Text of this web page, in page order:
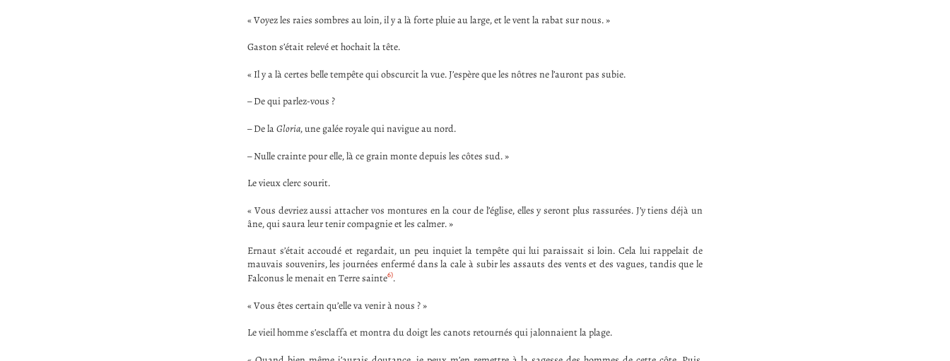
« Voyez les raies sombres au loin, il y a là forte pluie au large, et le vent la rabat sur nous. »
Gaston s’était relevé et hochait la tête.
« Il y a là certes belle tempête qui obscurcit la vue. J’espère que les nôtres ne l’auront pas subie.
– De qui parlez-vous ?
– De laGloria, une galée royale qui navigue au nord.
– Nulle crainte pour elle, là ce grain monte depuis les côtes sud. »
Le vieux clerc sourit.
« Vous devriez aussi attacher vos montures en la cour de l’église, elles y seront plus rassurées. J’y tiens déjà un
âne, qui saura leur tenir compagnie et les calmer. »
Ernaut s’était accoudé et regardait, un peu inquiet la tempête qui lui paraissait si loin. Cela lui rappelait de
mauvais souvenirs, les journées enfermé dans la cale à subir les assauts des vents et des vagues, tandis que le
Falconus le menait en Terre sainte6).
« Vous êtes certain qu’elle va venir à nous ? »
Le vieil homme s’esclaffa et montra du doigt les canots retournés qui jalonnaient la plage.